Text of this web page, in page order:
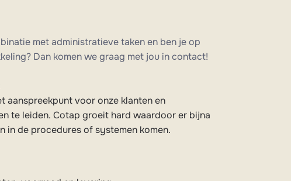
met administratieve taken en ben je op
Dan komen we graag met jou in contact!
aanspreekpunt voor onze klanten en
te leiden. Cotap groeit hard waardoor er bijna
in de procedures of systemen komen.